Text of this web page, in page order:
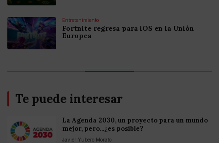
Entretenimiento
Fortnite regresa para iOS en la Unión
Europea
Te puede interesar
La Agenda 2030, un proyecto para un mundo
mejor, pero...¿es posible?
Javier Yubero Morato